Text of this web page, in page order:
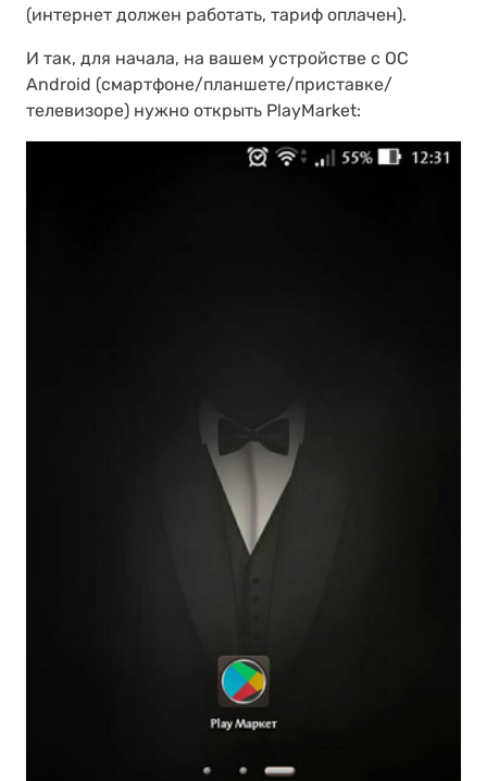
(интернет должен работать, тариф оплачен).
И так, для начала, на вашем устройстве с ОС
Android (смартфоне/планшете/приставке/
телевизоре) нужно открыть PlayMarket: